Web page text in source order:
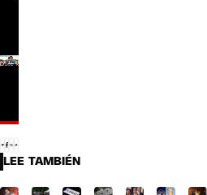
LEE TAMBIÉN